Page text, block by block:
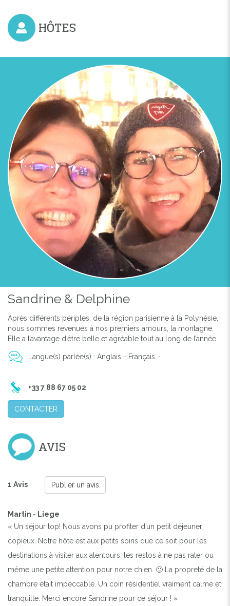
LA MAISON
Previous
HÔTES
Sandrine & Delphine
Après différents périples, de la région parisienne à la Polynésie,
nous sommes revenues à nos premiers amours, la montagne.
Elle a l’avantage d’être belle et agréable tout au long de l’année.
Langue(s) parlée(s) : Anglais - Français -
+33 7 88 67 05 02
CONTACTER
AVIS
1 Avis Publier un avis
Martin - Liege
« Un séjour top! Nous avons pu profiter d’un petit déjeuner
copieux. Notre hôte est aux petits soins que ce soit pour les
destinations à visiter aux alentours, les restos à ne pas rater ou
même une petite attention pour notre chien. 🙂 La propreté de la
chambre était impeccable. Un coin résidentiel vraiment calme et
tranquille. Merci encore Sandrine pour ce séjour ! »